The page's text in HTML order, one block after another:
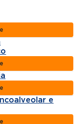
e